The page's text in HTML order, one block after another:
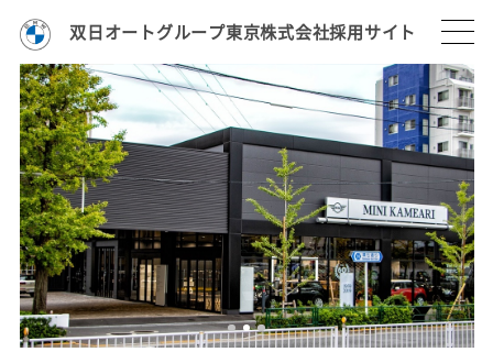
双日オートグループ東京株式会社採用サイト